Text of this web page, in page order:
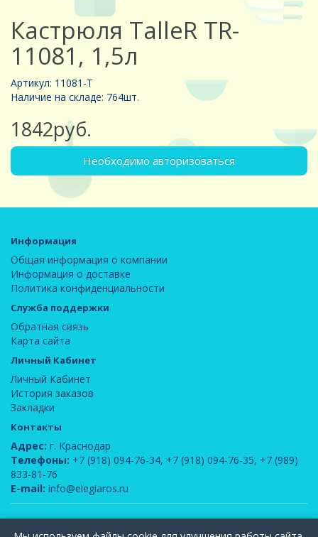
Кастрюля TalleR TR-
11081, 1,5л
Артикул: 11081-Т
Наличие на складе: 764шт.
1842руб.
Необходимо авторизоваться
Информация
Общая информация о компании
Информация о доставке
Политика конфиденциальности
Служба поддержки
Обратная связь
Карта сайта
Личный Кабинет
Личный Кабинет
История заказов
Закладки
Контакты
Адрес: г. Краснодар
Телефоны: +7 (918) 094-76-34, +7 (918) 094-76-35, +7 (989)
833-81-76
E-mail: info@elegiaros.ru
ООО "Новелла"© 2026